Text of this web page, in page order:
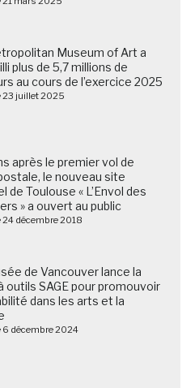
Museum of Art a
plus de 5,7 millions de
au cours de l’exercice 2025
23 juillet 2025
après le premier vol de
le nouveau site
de Toulouse « L’Envol des
» a ouvert au public
24 décembre 2018
de Vancouver lance la
outils SAGE pour promouvoir
dans les arts et la
6 décembre 2024